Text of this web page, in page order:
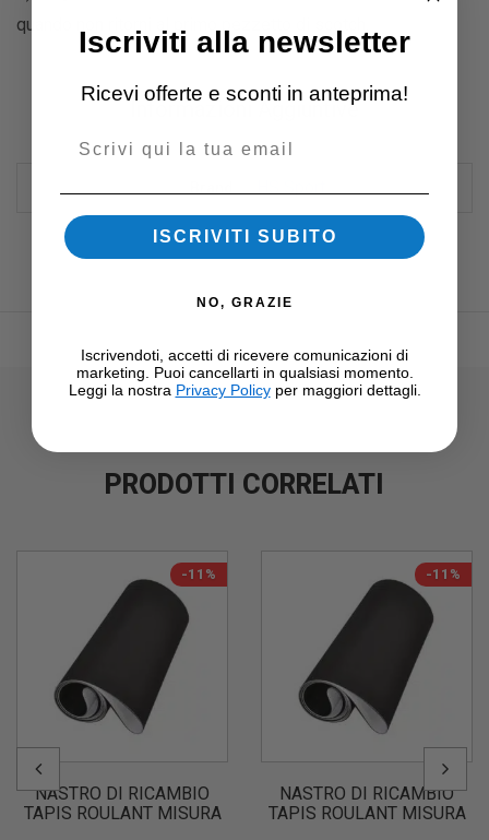
quando non ritorni al primo pezzetto di scotch.
Informazioni Aggiuntive
PRODOTTI CORRELATI
-11%
NASTRO DI RICAMBIO
TAPIS ROULANT MISURA
-11%
NASTRO DI RICAMBIO
TAPIS ROULANT MISURA
Iscriviti alla newsletter
Ricevi offerte e sconti in anteprima!
ISCRIVITI SUBITO
NO, GRAZIE
Iscrivendoti, accetti di ricevere comunicazioni di
marketing. Puoi cancellarti in qualsiasi momento.
Leggi la nostra Privacy Policyper maggiori dettagli.